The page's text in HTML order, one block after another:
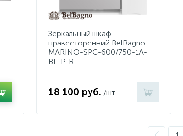
Зеркальный шкаф
правосторонний BelBagno
MARINO-SPC-600/750-1A-
BL-P-R
18 100 руб. /шт